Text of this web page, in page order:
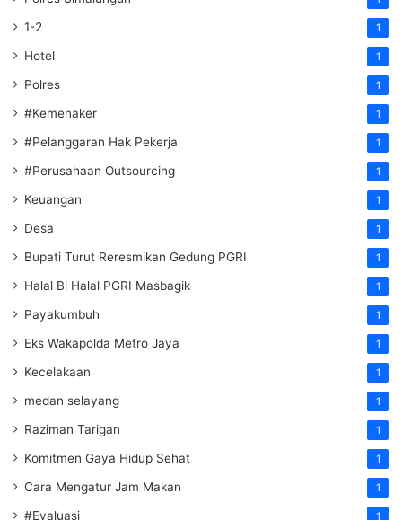
1-2 1
Hotel 1
Polres 1
#Kemenaker 1
#Pelanggaran Hak Pekerja 1
#Perusahaan Outsourcing 1
Keuangan 1
Desa 1
Bupati Turut Reresmikan Gedung PGRI 1
Halal Bi Halal PGRI Masbagik 1
Payakumbuh 1
Eks Wakapolda Metro Jaya 1
Kecelakaan 1
medan selayang 1
Raziman Tarigan 1
Komitmen Gaya Hidup Sehat 1
Cara Mengatur Jam Makan 1
#Evaluasi 1